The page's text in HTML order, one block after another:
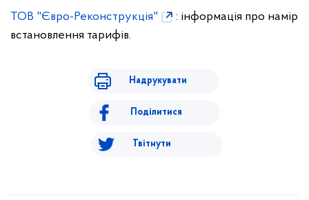
ТОВ "Євро-Реконструкція"
: інформація про намір
встановлення тарифів.
Надрукувати
Поділитися
Твітнути